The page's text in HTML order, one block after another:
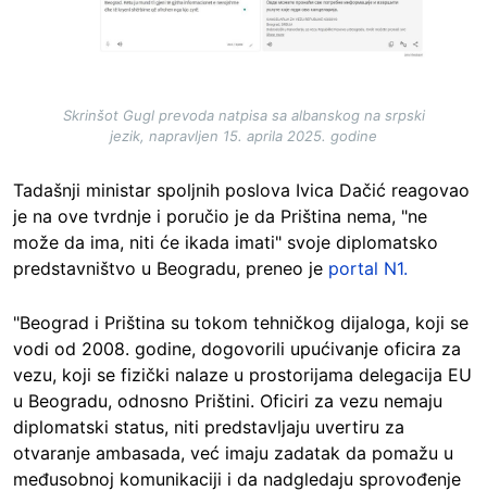
Skrinšot Gugl prevoda natpisa sa albanskog na srpski
jezik, napravljen 15. aprila 2025. godine
Tadašnji ministar spoljnih poslova Ivica Dačić reagovao
je na ove tvrdnje i poručio je da Priština nema, "ne
može da ima, niti će ikada imati" svoje diplomatsko
predstavništvo u Beogradu, preneo je portal N1.
"Beograd i Priština su tokom tehničkog dijaloga, koji se
vodi od 2008. godine, dogovorili upućivanje oficira za
vezu, koji se fizički nalaze u prostorijama delegacija EU
u Beogradu, odnosno Prištini. Oficiri za vezu nemaju
diplomatski status, niti predstavljaju uvertiru za
otvaranje ambasada, već imaju zadatak da pomažu u
međusobnoj komunikaciji i da nadgledaju sprovođenje